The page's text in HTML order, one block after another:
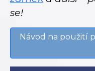
se!
Návod na použití